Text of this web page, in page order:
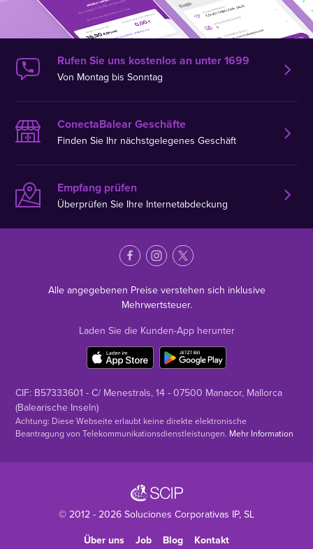
Rufen Sie uns kostenlos an unter 1699
Von Montag bis Sonntag
ConectaBalear Geschäfte
Finden Sie Ihr nächstgelegenes Geschäft
Empfang prüfen
Überprüfen Sie Ihre Internetabdeckung
Alle angegebenen Preise verstehen sich inklusive
Mehrwertsteuer.
Laden Sie die Kunden-App herunter
CIF: B57333601 - C/ Menestrals, 14 - 07500 Manacor, Mallorca
(Balearische Inseln)
Achtung: Diese Webseite erlaubt keine direkte elektronische
Beantragung von Telekommunikationsdienstleistungen. Mehr Information
© 2012 - 2026 Soluciones Corporativas IP, SL
Über uns Job Blog
Kontakt